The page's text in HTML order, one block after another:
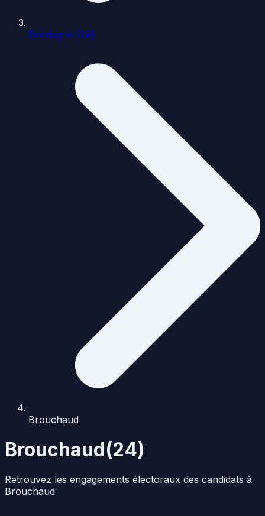
Dordogne (24)
Brouchaud
Brouchaud(24)
Retrouvez les engagements électoraux des candidats à
Brouchaud